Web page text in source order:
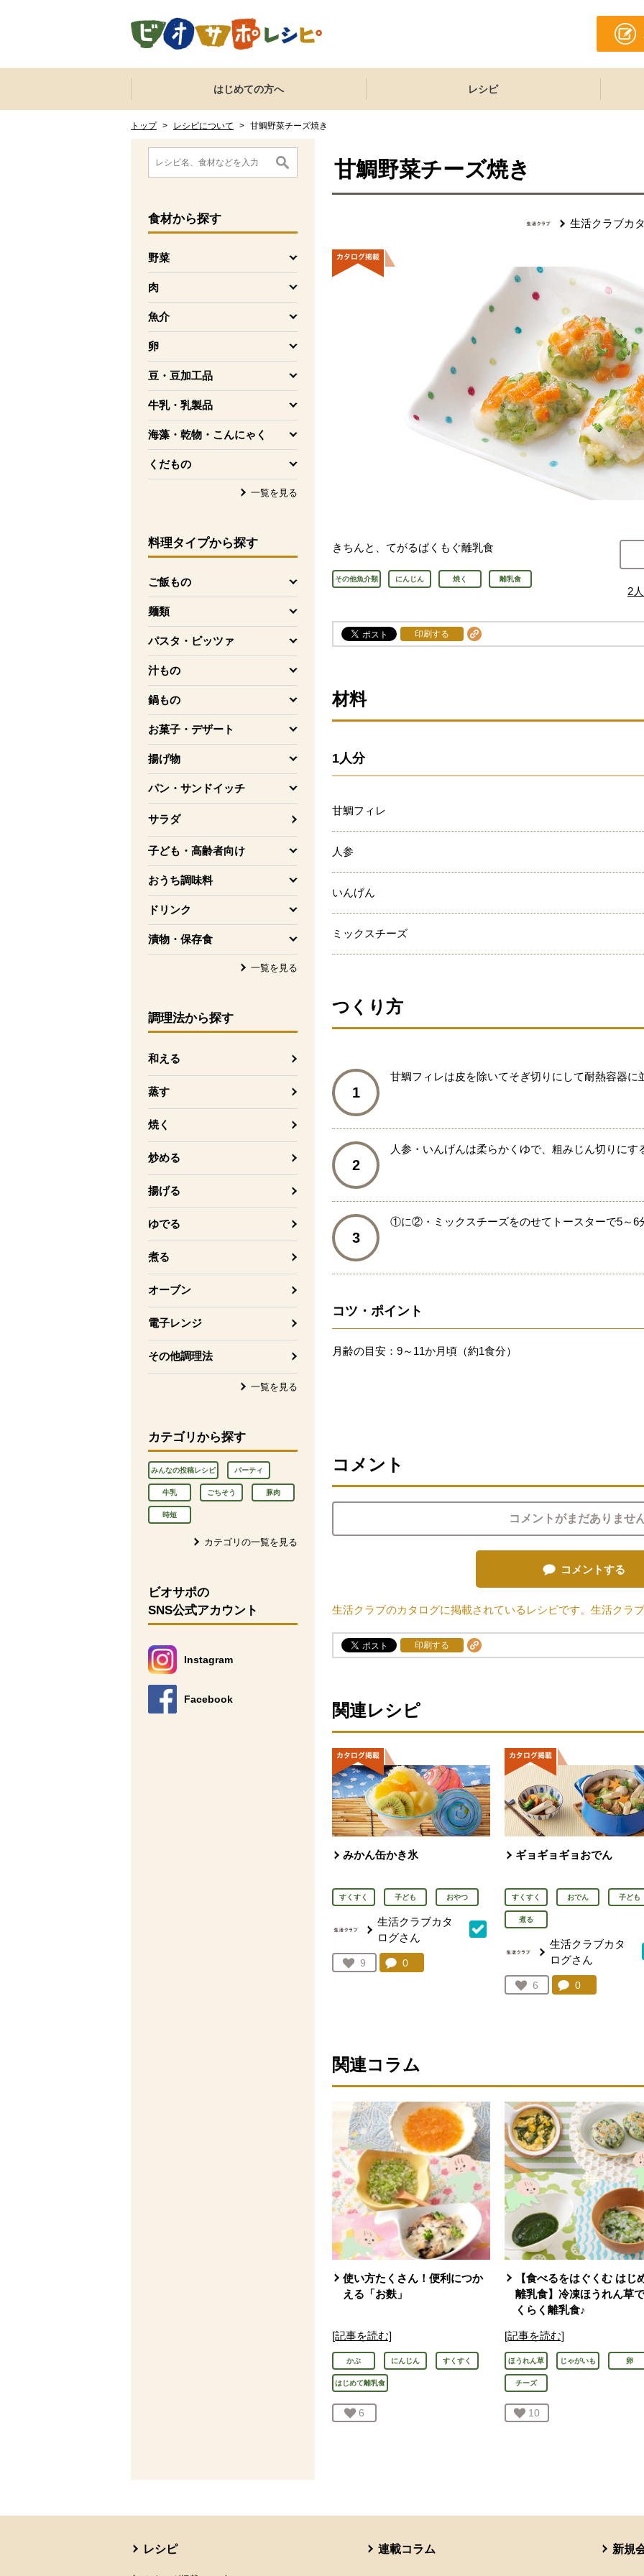
ここからサイト内共通メニューです。
サイト内共通メニューをスキップする
はじめての方へ レシピ
トップ > レシピについて > 甘鯛野菜チーズ焼き
ここから消費材検索メニューです。
食材から探す
野菜
を開く
肉
を開く
魚介
を開く
卵
を開く
豆・豆加工品
を開く
牛乳・乳製品
を開く
海藻・乾物・こんにゃく
を開く
くだもの
を開く
一覧を見る
料理タイプから探す
ご飯もの
を開く
麺類
を開く
パスタ・ピッツァ
を開く
汁もの
を開く
鍋もの
を開く
お菓子・デザート
を開く
揚げ物
を開く
パン・サンドイッチ
を開く
サラダ
子ども・高齢者向け
を開く
おうち調味料
を開く
ドリンク
を開く
漬物・保存食
を開く
一覧を見る
調理法から探す
和える
蒸す
焼く
炒める
揚げる
ゆでる
煮る
オーブン
電子レンジ
その他調理法
一覧を見る
カテゴリから探す
みんなの投稿レシピ パーティ
牛乳 ごちそう 豚肉
時短
カテゴリの一覧を見る
消費材検索メニューここまで。
ここから本文です。
ビオサポの
SNS公式アカウント
Instagram
別のウィンドウで開きます。
Facebook
別のウィンドウで開きます。
甘鯛野菜チーズ焼き
生活クラブカ
きちんと、てがるぱくもぐ離乳食
その他魚介類 にんじん 焼く 離乳食
2人
印刷する
材料
1人分
甘鯛フィレ
人参
いんげん
ミックスチーズ
つくり方
1
甘鯛フィレは皮を除いてそぎ切りにして耐熱容器に
2
人参・いんげんは柔らかくゆで、粗みじん切りにす
3
①に②・ミックスチーズをのせてトースターで5～6
コツ・ポイント
月齢の目安：9～11か月頃（約1食分）
コメント
コメントがまだありません
コメントする
生活クラブのカタログに掲載されているレシピです。生活クラ
印刷する
関連レシピ
みかん缶かき氷
すくすく 子ども おやつ
生活クラブカタ
ログさん
お気に入り登録：
9
人が登録
コメント：
0
ギョギョギョおでん
すくすく おでん 子ども
煮る
生活クラブカタ
ログさん
お気に入り登録：
6
人が登録
コメント：
0件。コメント
関連コラム
使い方たくさん！便利につか
える「お麩」
[記事を読む]
かぶ にんじん すくすく
はじめて離乳食
お気に入り登録：
6
【食べるをはぐくむ はじ
離乳食】冷凍ほうれん草
くらく離乳食♪
[記事を読む]
ほうれん草 じゃがいも 卵
チーズ
お気に入り登録：
10人が登録
レシピ 連載コラム 新規